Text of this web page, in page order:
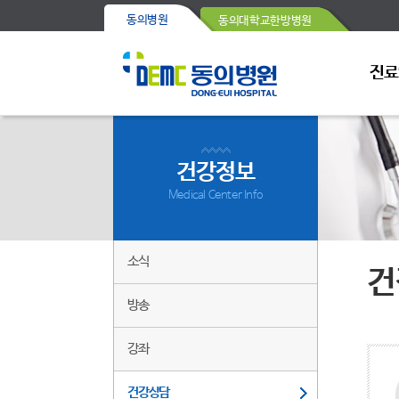
동의병원 동의대학교한방병원
진
건강정보
Medical Center Info
소식
방송
강좌
건강상담